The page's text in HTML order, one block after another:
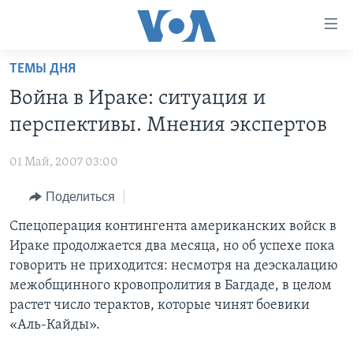
Перейти
основной
контент
Перейти
навигации
Перейти
поиск
НОВОСТИ ЗА МИНУТУ
ИТОГИ
ПОЧЕМУ ЭТО ВАЖНО?
ДИСКУССИЯ VOA
ДЕТАЛИ
НЬЮ-ЙОРК NEW YORK
ПРОЕКТЫ
УЧИМ АНГЛИЙСКИЙ
НАША АМЕРИКАНСКАЯ ИСТОРИЯ
А КАК В АМЕРИКЕ?
АРТЕФАКТЫ
АМЕРИКАНСКИЕ ГОРОДКИ
ТЕСТЫ
ЭКСПЕРТИЗА
ИНТЕРВЬЮ
ФАКТЫ ПРОТИВ ФЕЙКОВ
ЗА СВОБОДУ ПРЕССЫ
УЧИМ АНГЛИЙСКИЙ
ВИДЕО
ТЕМЫ ДНЯ
Война в Ираке: ситуация и
перспективы. Мнения экспертов
01 Май, 2007 03:00
Поделиться
Спецоперация контингента американских войск в
Ираке продолжается два месяца, но об успехе пока
говорить не приходится: несмотря на деэскалацию
межобщинного кровопролития в Багдаде, в целом
растет число терактов, которые чинят боевики
«Аль-Кайды».